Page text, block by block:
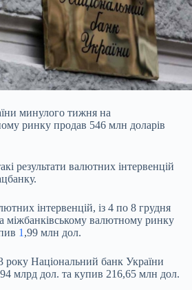
минулого тижня на
ринку продав 546 млн доларів
результати валютних інтервенцій
інтервенцій, із 4 по 8 грудня
міжбанківському валютному ринку
1 ,99 млн дол.
року Національний банк України
млрд дол. та купив 216,65 млн дол.